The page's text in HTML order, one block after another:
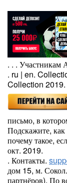
. . . Участникам
. ru | en.
Collection
письмо, в
Подскажите,
почему такое,
окт. 2019.
. Контакты.
дом 15, м.
партнёров). По